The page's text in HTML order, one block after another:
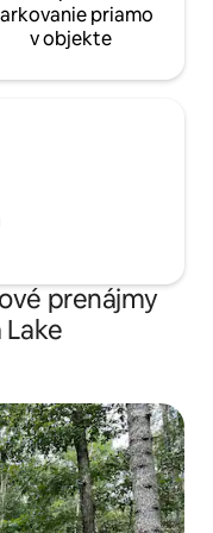
priamo
v objekte
prenájmy